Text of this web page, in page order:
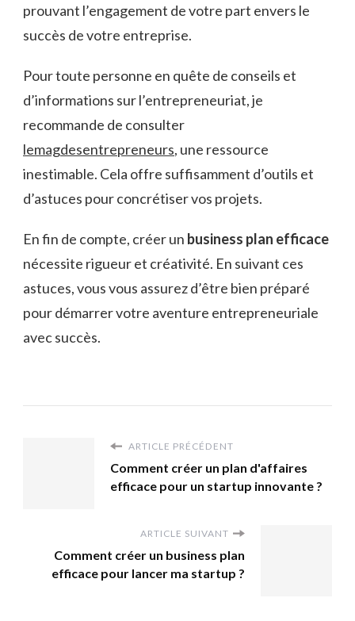
prouvant l’engagement de votre part envers le
succès de votre entreprise.
Pour toute personne en quête de conseils et
d’informations sur l’entrepreneuriat, je
recommande de consulter
lemagdesentrepreneurs, une ressource
inestimable. Cela offre suffisamment d’outils et
d’astuces pour concrétiser vos projets.
En fin de compte, créer un business plan efficace
nécessite rigueur et créativité. En suivant ces
astuces, vous vous assurez d’être bien préparé
pour démarrer votre aventure entrepreneuriale
avec succès.
ARTICLE PRÉCÉDENT
Comment créer un plan d'affaires
efficace pour un startup innovante ?
ARTICLE SUIVANT
Comment créer un business plan
efficace pour lancer ma startup ?